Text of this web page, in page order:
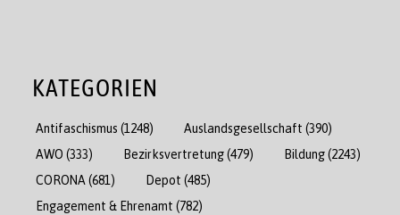
KATEGORIEN
Antifaschismus (1248) Auslandsgesellschaft (390)
AWO (333) Bezirksvertretung(479) Bildung(2243)
CORONA (681) Depot (485)
Engagement & Ehrenamt (782)